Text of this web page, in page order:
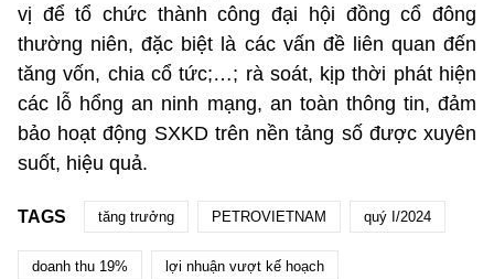
vị để tổ chức thành công đại hội đồng cổ đông
thường niên, đặc biệt là các vấn đề liên quan đến
tăng vốn, chia cổ tức;…; rà soát, kịp thời phát hiện
các lỗ hổng an ninh mạng, an toàn thông tin, đảm
bảo hoạt động SXKD trên nền tảng số được xuyên
suốt, hiệu quả.
TAGS tăng trưởng PETROVIETNAM quý I/2024
doanh thu 19% lợi nhuận vượt kế hoạch